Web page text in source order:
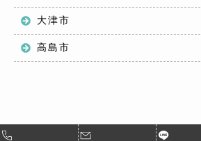
大津市
高島市